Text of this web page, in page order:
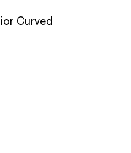
Curved